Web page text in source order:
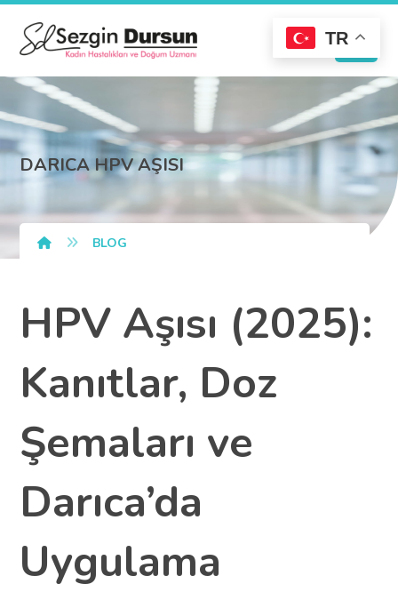
DARICA HPV AŞISI
BLOG
HPV Aşısı (2025):
Kanıtlar, Doz
Şemaları ve
Darıca’da
Uygulama
TR